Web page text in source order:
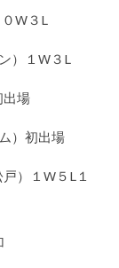
W３L
１W３L
場
初出場
１W５L１